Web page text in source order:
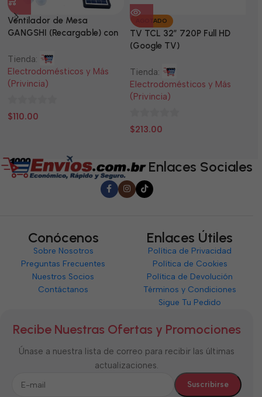
Ventilador de Mesa
GANGSHI (Recargable) con
Tienda:
Electrodomésticos y Más
(Privincia)
0
$110.00
AGOTADO
TV TCL 32” 720P Full HD
(Google TV)
Tienda:
Electrodomésticos y Más
(Privincia)
0
$213.00
Enlaces Sociales
Conócenos
Sobre Nosotros
Preguntas Frecuentes
Nuestros Socios
Contáctanos
Enlaces Útiles
Política de Privacidad
Política de Cookies
Política de Devolución
Términos y Condiciones
Sigue Tu Pedido
Recibe Nuestras Ofertas y Promociones
Únase a nuestra lista de correo para recibir las últimas
actualizaciones.